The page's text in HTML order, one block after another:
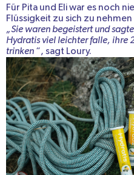
Für Pita und Eli war es noch
Flüssigkeit zu sich zu nehmen
„Sie waren begeistert und
Hydratis viel leichter falle, ihre
trinken “, sagt Loury.